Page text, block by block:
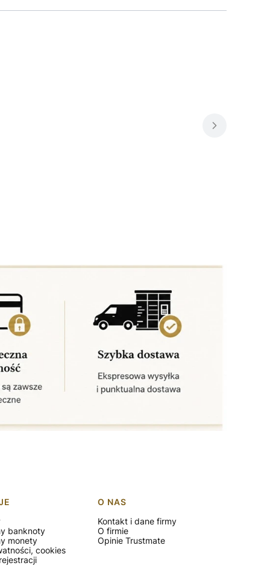
banknoty
monety
cookies
O NAS
Kontakt i dane firmy
O firmie
Opinie Trustmate